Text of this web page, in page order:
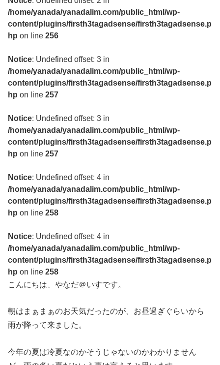
/home/yanada/yanadalim.com/public_html/wp-
content/plugins/firsth3tagadsense/firsth3tagadsense.p
hp on line256
Notice: Undefined offset: 3 in
/home/yanada/yanadalim.com/public_html/wp-
content/plugins/firsth3tagadsense/firsth3tagadsense.p
hp on line257
Notice: Undefined offset: 3 in
/home/yanada/yanadalim.com/public_html/wp-
content/plugins/firsth3tagadsense/firsth3tagadsense.p
hp on line257
Notice: Undefined offset: 4 in
/home/yanada/yanadalim.com/public_html/wp-
content/plugins/firsth3tagadsense/firsth3tagadsense.p
hp on line258
Notice: Undefined offset: 4 in
/home/yanada/yanadalim.com/public_html/wp-
content/plugins/firsth3tagadsense/firsth3tagadsense.p
hp on line258
こんにちは、やなだ＠いすです。
朝はまぁまぁのお天気だったのが、お昼過ぎぐらいから
雨が降って来ました。
今年の夏は冷夏なのかそうじゃないのかわかりません